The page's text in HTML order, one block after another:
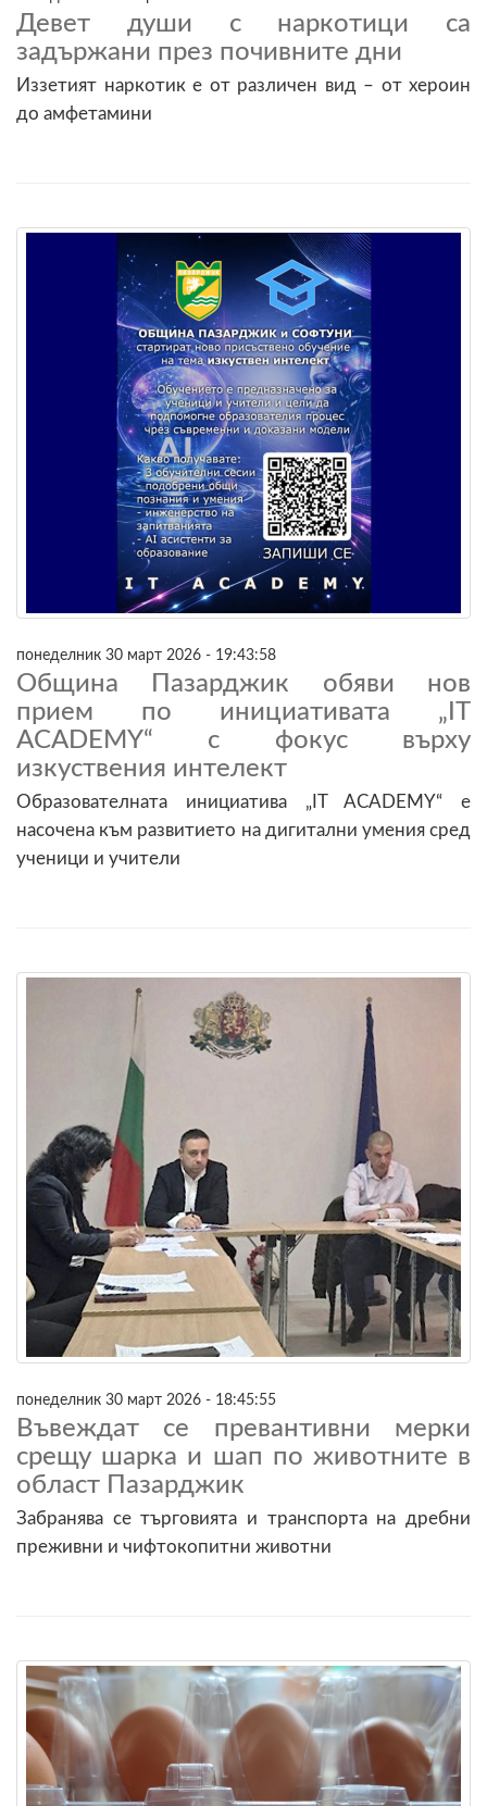
Девет души с наркотици са
задържани през почивните дни
Иззетият наркотик е от различен вид – от хероин
до амфетамини
понеделник 30 март 2026 - 19:43:58
Община Пазарджик обяви нов
прием по инициативата „IT
ACADEMY“ с фокус върху
изкуствения интелект
Образователната инициатива „IT ACADEMY“ е
насочена към развитието на дигитални умения сред
ученици и учители
понеделник 30 март 2026 - 18:45:55
Въвеждат се превантивни мерки
срещу шарка и шап по животните в
област Пазарджик
Забранява се търговията и транспорта на дребни
преживни и чифтокопитни животни